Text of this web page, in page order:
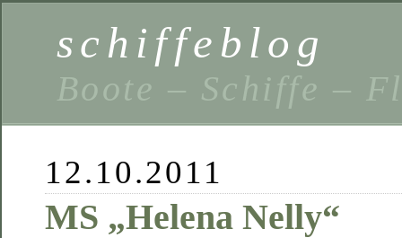
schiffeblog
Boote – Schiffe –
12.10.2011
MS „Helena Nelly“